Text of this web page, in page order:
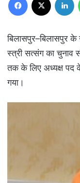
बिलासपुर–बिलासपुर के
स्त्री सत्संग का
तक के लिए अध्यक्ष पद
गया।